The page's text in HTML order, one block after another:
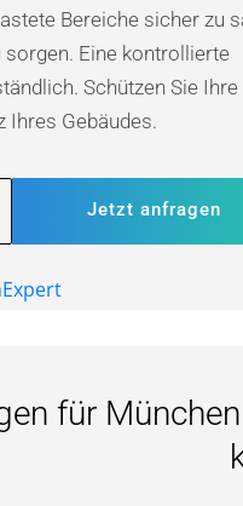
Bereiche sicher zu
Eine kontrollierte
Schützen Sie Ihre
Ihres Gebäudes.
Jetzt anfragen
für